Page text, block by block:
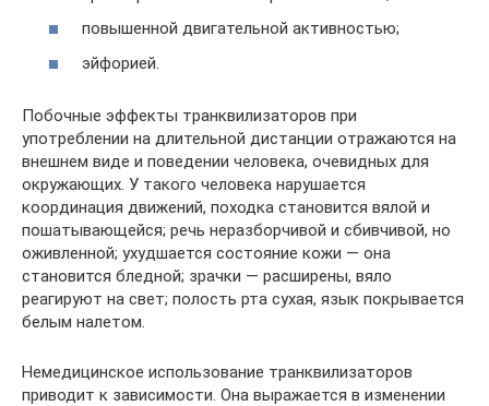
повышенной двигательной активностью;
эйфорией.
Побочные эффекты транквилизаторов при
употреблении на длительной дистанции отражаются на
внешнем виде и поведении человека, очевидных для
окружающих. У такого человека нарушается
координация движений, походка становится вялой и
пошатывающейся; речь неразборчивой и сбивчивой, но
оживленной; ухудшается состояние кожи — она
становится бледной; зрачки — расширены, вяло
реагируют на свет; полость рта сухая, язык покрывается
белым налетом.
Немедицинское использование транквилизаторов
приводит к зависимости. Она выражается в изменении